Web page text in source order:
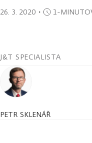
26. 3. 2020 ・ 1-
J&T SPECIALISTA
PETR SKLENÁŘ